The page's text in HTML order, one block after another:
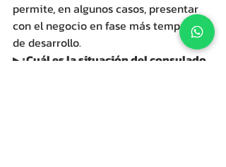
permite, en algunos casos, presentar
con el negocio en fase más temprana
de desarrollo.
▸ ¿Cuál es la situación del consulado